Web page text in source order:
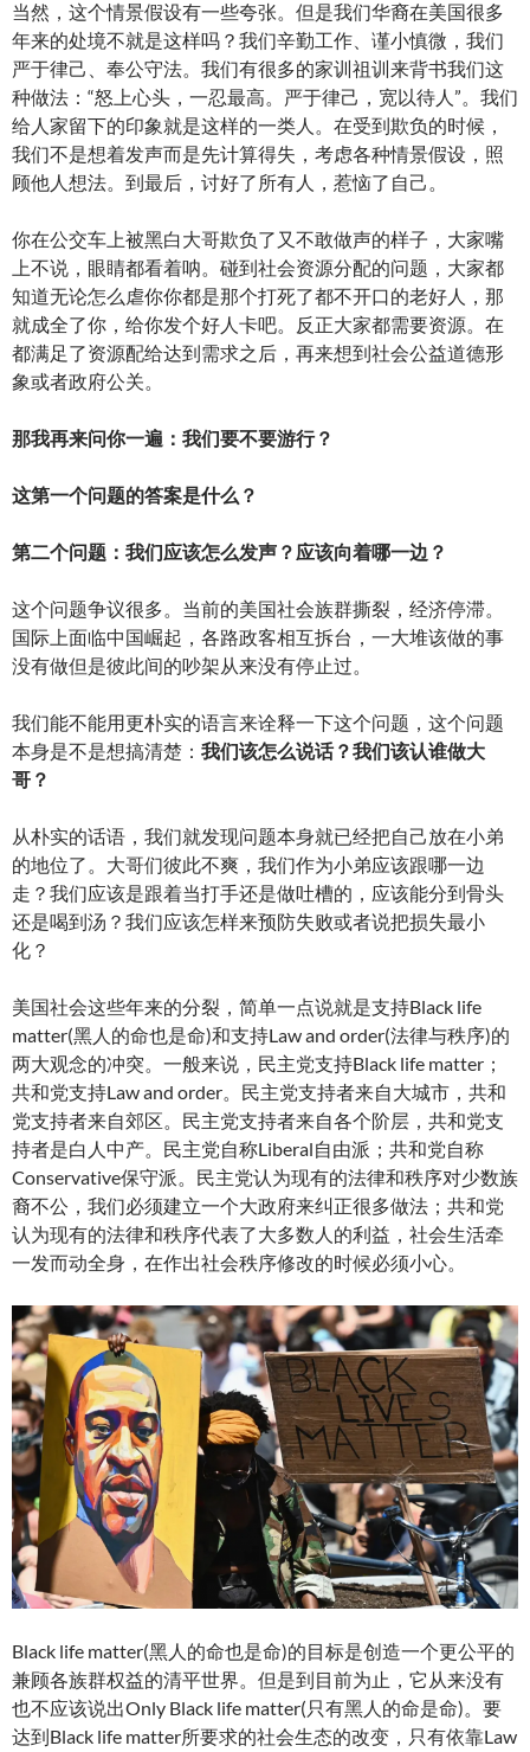
当然，这个情景假设有一些夸张。但是我们华裔在美国很多
年来的处境不就是这样吗？我们辛勤工作、谨小慎微，我们
严于律己、奉公守法。我们有很多的家训祖训来背书我们这
种做法：“怒上心头，一忍最高。严于律己，宽以待人”。我们
给人家留下的印象就是这样的一类人。在受到欺负的时候，
我们不是想着发声而是先计算得失，考虑各种情景假设，照
顾他人想法。到最后，讨好了所有人，惹恼了自己。
你在公交车上被黑白大哥欺负了又不敢做声的样子，大家嘴
上不说，眼睛都看着呐。碰到社会资源分配的问题，大家都
知道无论怎么虐你你都是那个打死了都不开口的老好人，那
就成全了你，给你发个好人卡吧。反正大家都需要资源。在
都满足了资源配给达到需求之后，再来想到社会公益道德形
象或者政府公关。
那我再来问你一遍：我们要不要游行？
这第一个问题的答案是什么？
第二个问题：我们应该怎么发声？应该向着哪一边？
这个问题争议很多。当前的美国社会族群撕裂，经济停滞。
国际上面临中国崛起，各路政客相互拆台，一大堆该做的事
没有做但是彼此间的吵架从来没有停止过。
我们能不能用更朴实的语言来诠释一下这个问题，这个问题
本身是不是想搞清楚： 我们该怎么说话？我们该认谁做大
哥？
从朴实的话语，我们就发现问题本身就已经把自己放在小弟
的地位了。大哥们彼此不爽，我们作为小弟应该跟哪一边
走？我们应该是跟着当打手还是做吐槽的，应该能分到骨头
还是喝到汤？我们应该怎样来预防失败或者说把损失最小
化？
美国社会这些年来的分裂，简单一点说就是支持Black life
matter(黑人的命也是命)和支持Law and order(法律与秩序)的
两大观念的冲突。一般来说，民主党支持Black life matter；
共和党支持Law and order。民主党支持者来自大城市，共和
党支持者来自郊区。民主党支持者来自各个阶层，共和党支
持者是白人中产。民主党自称Liberal自由派；共和党自称
Conservative保守派。民主党认为现有的法律和秩序对少数族
裔不公，我们必须建立一个大政府来纠正很多做法；共和党
认为现有的法律和秩序代表了大多数人的利益，社会生活牵
一发而动全身，在作出社会秩序修改的时候必须小心。
Black life matter(黑人的命也是命)的目标是创造一个更公平的
兼顾各族群权益的清平世界。但是到目前为止，它从来没有
也不应该说出Only Black life matter(只有黑人的命是命)。要
达到Black life matter所要求的社会生态的改变，只有依靠Law